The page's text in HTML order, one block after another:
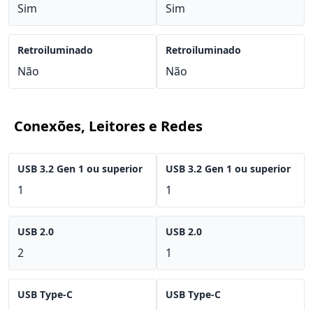
Sim
Retroiluminado
Não
Sim
Retroiluminado
Não
Conexões, Leitores e Redes
USB 3.2 Gen 1 ou superior
1
USB 2.0
2
USB Type-C
USB 3.2 Gen 1 ou superior
1
USB 2.0
1
USB Type-C